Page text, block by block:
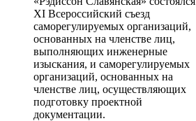
XI Всероссийский съезд
саморегулируемых организаций,
основанных на членстве лиц,
выполняющих инженерные
изыскания, и саморегулируемых
организаций, основанных на
членстве лиц, осуществляющих
подготовку проектной
документации.